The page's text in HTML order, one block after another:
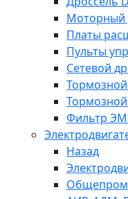
Моторный
Платы
Пульты
Сетевой
Фильтр
Назад